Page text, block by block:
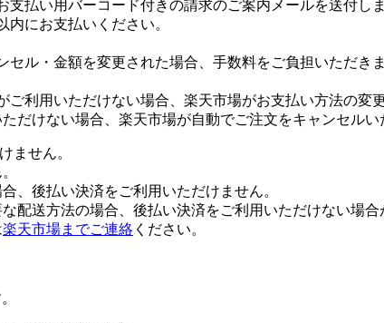
払い用バーコード付きの請求のご案内メールを送付し
内にお支払いください。
セル・金額を変更された場合、手数料をご負担いただ
利用いただけない場合、楽天市場がお支払い方法の変
だけない場合、楽天市場が自動でご注文をキャンセルい
ません。
、後払い決済をご利用いただけません。
配送方法の場合、後払い決済をご利用いただけない場合
楽天市場までご連絡 ください。